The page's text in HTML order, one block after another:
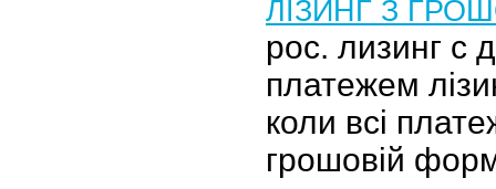
ЛІЗИНГ З
рос. лизинг с
платежем
коли всі
грошовій